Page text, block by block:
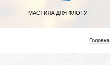
МАСТИЛА ДЛЯ ФЛОТУ
Головна